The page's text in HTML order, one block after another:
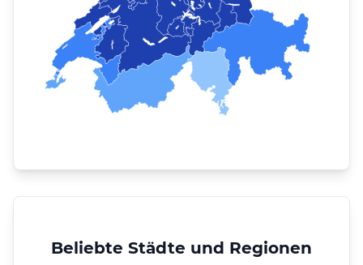
Beliebte Städte und Regionen